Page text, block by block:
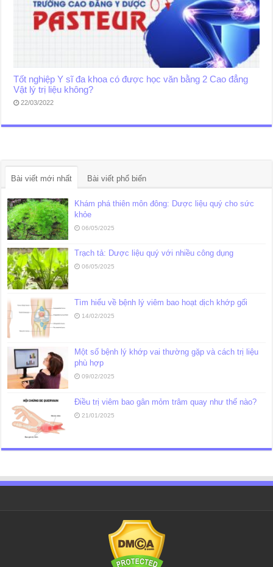
Tốt nghiệp Y sĩ đa khoa có được học văn bằng 2 Cao đẳng
Vật lý trị liệu không?
22/03/2022
Bài viết mới nhất Bài viết phổ biến
Khám phá thiên môn đông: Dược liệu quý cho sức
khỏe
06/05/2025
Trạch tả: Dược liệu quý với nhiều công dụng
06/05/2025
Tìm hiểu về bệnh lý viêm bao hoạt dịch khớp gối
14/02/2025
Một số bệnh lý khớp vai thường gặp và cách trị liệu
phù hợp
09/02/2025
Điều trị viêm bao gân mỏm trâm quay như thế nào?
21/01/2025